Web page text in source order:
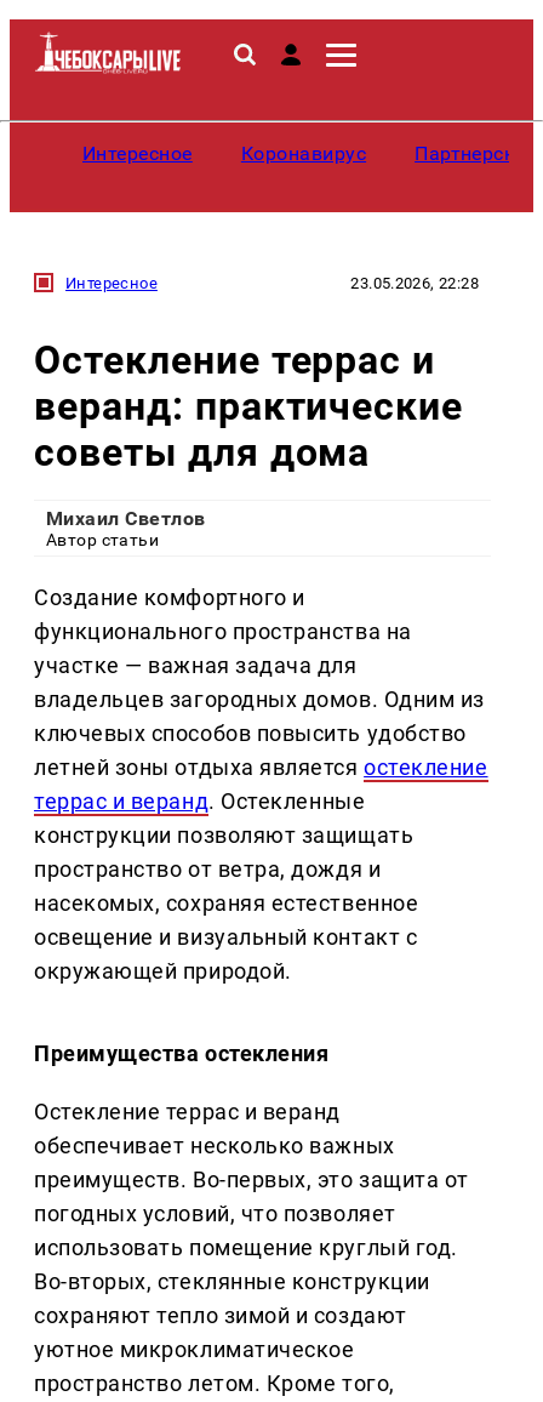
Интересное Коронавирус
Интересное 23.05.2026, 22:28
Остекление террас и
веранд: практические
советы для дома
Михаил Светлов
Автор статьи
Создание комфортного и
функционального пространства на
участке — важная задача для
владельцев загородных домов. Одним из
ключевых способов повысить удобство
летней зоны отдыха являетсяостекление
террас и веранд. Остекленные
конструкции позволяют защищать
пространство от ветра, дождя и
насекомых, сохраняя естественное
освещение и визуальный контакт с
окружающей природой.
Преимущества остекления
Остекление террас и веранд
обеспечивает несколько важных
преимуществ. Во-первых, это защита от
погодных условий, что позволяет
использовать помещение круглый год.
Во-вторых, стеклянные конструкции
сохраняют тепло зимой и создают
уютное микроклиматическое
пространство летом. Кроме того,